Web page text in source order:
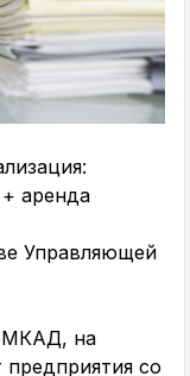
аренда
Управляющей
МКАД, на
со